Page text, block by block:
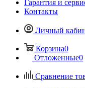
Гарантия и
Контакты
Личный
Корзина0
Отложенные0
Сравнение